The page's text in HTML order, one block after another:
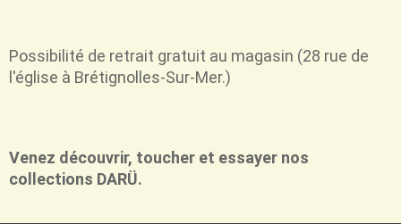
Possibilité de retrait gratuit au magasin (28 rue de
l'église à Brétignolles-Sur-Mer.)
Venez découvrir, toucher et essayer nos
collections DARÜ.